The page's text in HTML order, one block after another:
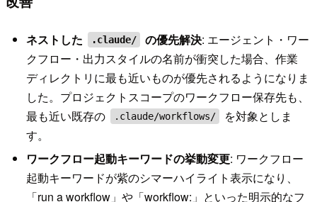
ネストした .claude/ の優先解決: エージェント・ワー
クフロー・出力スタイルの名前が衝突した場合、作業
ディレクトリに最も近いものが優先されるようになりま
した。プロジェクトスコープのワークフロー保存先も、
最も近い既存の
.claude/workflows/
を対象としま
す。
ワークフロー起動キーワードの挙動変更: ワークフロー
起動キーワードが紫のシマーハイライト表示になり、
「run a workflow」や「workflow:」といった明示的なフ